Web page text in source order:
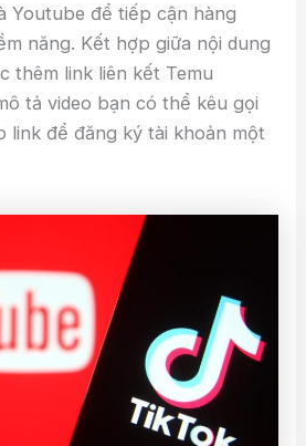
Youtube để tiếp cận hàng
năng. Kết hợp giữa nội dung
thêm link liên kết Temu
tả video bạn có thể kêu gọi
link để đăng ký tài khoản một